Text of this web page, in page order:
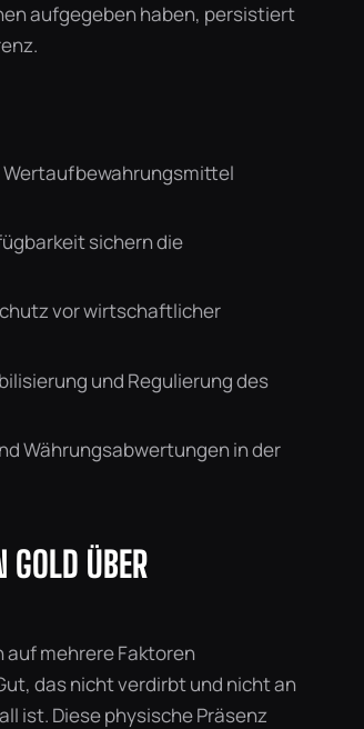
aufgegeben haben, persistiert
Wertaufbewahrungsmittel
sichern die
vor wirtschaftlicher
und Regulierung des
Währungsabwertungen in der
GOLD ÜBER
auf mehrere Faktoren
das nicht verdirbt und nicht an
ist. Diese physische Präsenz